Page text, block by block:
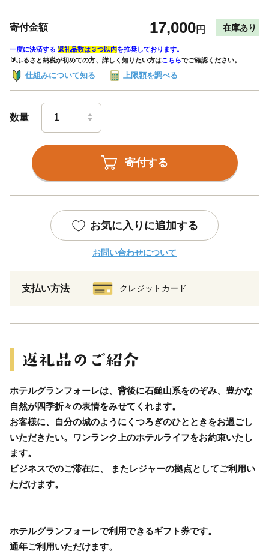
寄付金額 17,000円 在庫あり
一度に決済する 返礼品数は３つ以内を推奨しております。
🔰ふるさと納税が初めての方、詳しく知りたい方はこちらでご確認ください。
仕組みについて知る 上限額を調べる
数量
寄付する
お気に入りに追加する
お問い合わせについて
支払い方法 クレジットカード
ホテルグランフォーレは、背後に石鎚山系をのぞみ、豊かな
自然が四季折々の表情をみせてくれます。
お客様に、自分の城のようにくつろぎのひとときをお過ごし
いただきたい。ワンランク上のホテルライフをお約束いたし
ます。
ビジネスでのご滞在に、 またレジャーの拠点としてご利用い
ただけます。
ホテルグランフォーレで利用できるギフト券です。
通年ご利用いただけます。